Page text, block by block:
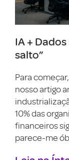
IA +
salto”
Para
nosso artigo
10% das
financeiros
parece-me